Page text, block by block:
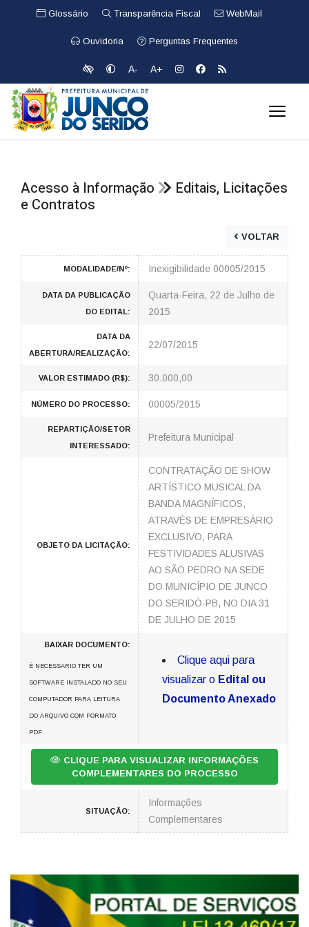
Glossário Transparência Fiscal WebMail
Ouvidoria Perguntas Frequentes
A- A+
Acesso à Informação
Editais, Licitações
e Contratos
VOLTAR
MODALIDADE/Nº: Inexigibilidade 00005/2015
DATA DA PUBLICAÇÃO
DO EDITAL:
Quarta-Feira, 22 de Julho de
2015
DATA DA
ABERTURA/REALIZAÇÃO:
22/07/2015
VALOR ESTIMADO (R$): 30.000,00
NÚMERO DO PROCESSO: 00005/2015
REPARTIÇÃO/SETOR
INTERESSADO:
Prefeitura Municipal
OBJETO DA LICITAÇÃO:
CONTRATAÇÃO DE SHOW
ARTÍSTICO MUSICAL DA
BANDA MAGNÍFICOS,
ATRAVÉS DE EMPRESÁRIO
EXCLUSIVO, PARA
FESTIVIDADES ALUSIVAS
AO SÃO PEDRO NA SEDE
DO MUNICÍPIO DE JUNCO
DO SERIDÓ-PB, NO DIA 31
DE JULHO DE 2015
BAIXAR DOCUMENTO:
É NECESSARIO TER UM
SOFTWARE INSTALADO NO SEU
COMPUTADOR PARA LEITURA
DO ARQUIVO COM FORMATO
PDF
Clique aqui para
visualizar o Edital ou
Documento Anexado
CLIQUE PARA VISUALIZAR INFORMAÇÕES
COMPLEMENTARES DO PROCESSO
SITUAÇÃO:
Informações
Complementares